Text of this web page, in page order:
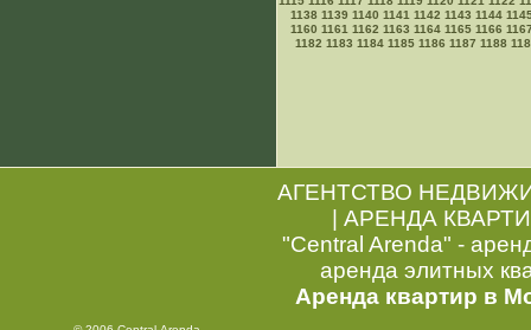
1138 1139 1140 1141 1142 1143 1144
1160 1161 1162 1163 1164 1165 1166
1182 1183 1184 1185 1186 1187 1188
АГЕНТСТВО
|АРЕНДА
"Central Arenda" -
аренда элитных
Аренда квартир в